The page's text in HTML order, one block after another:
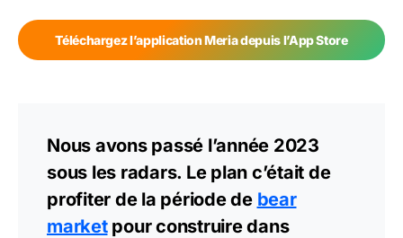
Téléchargez l’application Meria depuis l’App Store
Nous avons passé l’année 2023
sous les radars. Le plan c’était de
profiter de la période de bear
marketpour construire dans